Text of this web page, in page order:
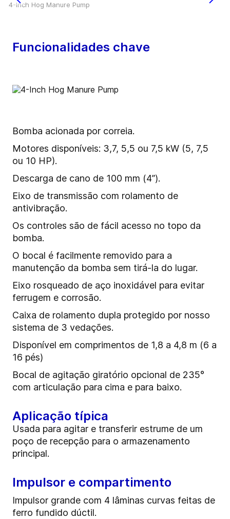
4-Inch Hog Manure Pump
Funcionalidades chave
Bomba acionada por correia.
Motores disponíveis: 3,7, 5,5 ou 7,5 kW (5, 7,5
ou 10 HP).
Descarga de cano de 100 mm (4”).
Eixo de transmissão com rolamento de
antivibração.
Os controles são de fácil acesso no topo da
bomba.
O bocal é facilmente removido para a
manutenção da bomba sem tirá-la do lugar.
Eixo rosqueado de aço inoxidável para evitar
ferrugem e corrosão.
Caixa de rolamento dupla protegido por nosso
sistema de 3 vedações.
Disponível em comprimentos de 1,8 a 4,8 m (6 a
16 pés)
Bocal de agitação giratório opcional de 235°
com articulação para cima e para baixo.
Aplicação típica
Usada para agitar e transferir estrume de um
poço de recepção para o armazenamento
principal.
Impulsor e compartimento
Impulsor grande com 4 lâminas curvas feitas de
ferro fundido dúctil.